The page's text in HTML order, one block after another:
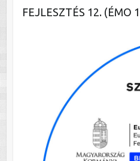
FEJLESZTÉS 12. (ÉMO